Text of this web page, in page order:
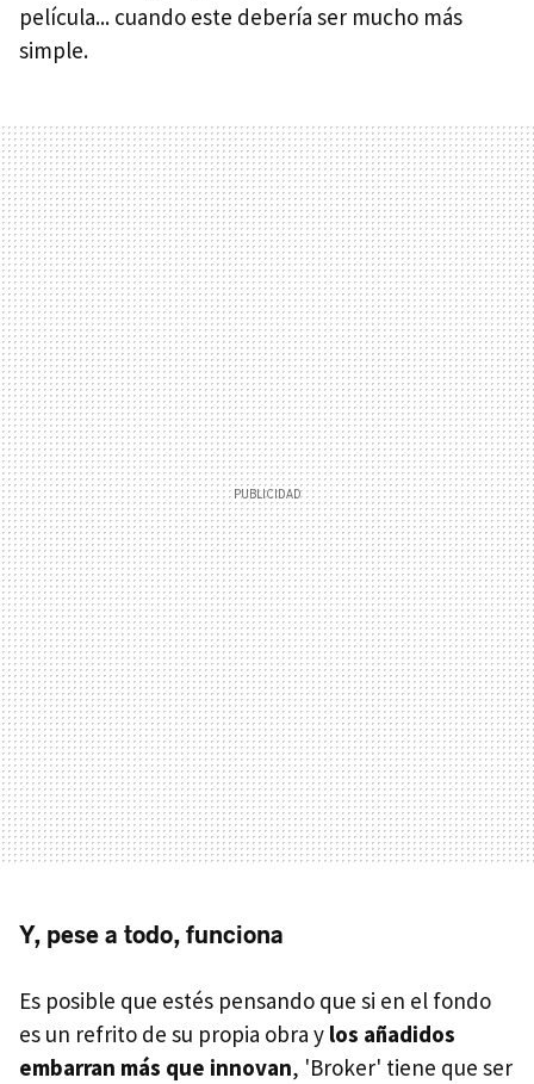
película... cuando este debería ser mucho más
simple.
Y, pese a todo, funciona
Es posible que estés pensando que si en el fondo
es un refrito de su propia obra y los añadidos
embarran más que innovan, 'Broker' tiene que ser